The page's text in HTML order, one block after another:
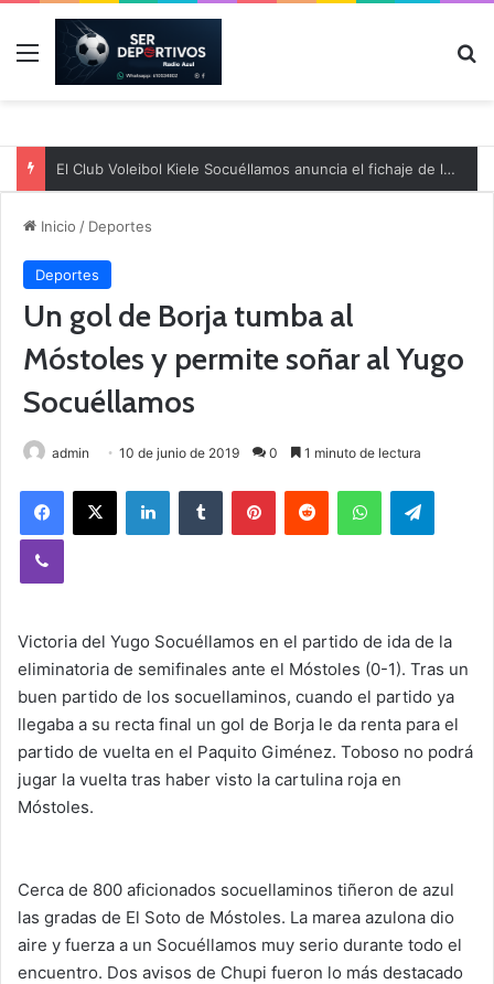
Menú
El Club Voleibol Kiele Socuéllamos anuncia el fichaje de la central norteamericana Morgan Thurlow para la temporada 2026/2027
Inicio / Deportes
Deportes
Un gol de Borja tumba al
Móstoles y permite soñar al Yugo
Socuéllamos
admin 10 de junio de 2019 0 1 minuto de lectura
Victoria del Yugo Socuéllamos en el partido de ida de la
eliminatoria de semifinales ante el Móstoles (0-1). Tras un
buen partido de los socuellaminos, cuando el partido ya
llegaba a su recta final un gol de Borja le da renta para el
partido de vuelta en el Paquito Giménez. Toboso no podrá
jugar la vuelta tras haber visto la cartulina roja en
Móstoles.
Cerca de 800 aficionados socuellaminos tiñeron de azul
las gradas de El Soto de Móstoles. La marea azulona dio
aire y fuerza a un Socuéllamos muy serio durante todo el
encuentro. Dos avisos de Chupi fueron lo más destacado